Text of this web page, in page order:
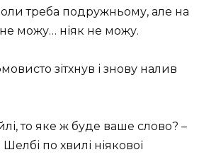
треба подружньому, але на
можу… ніяк не можу.
зітхнув і знову налив
то яке ж буде ваше слово? –
по хвилі ніякової